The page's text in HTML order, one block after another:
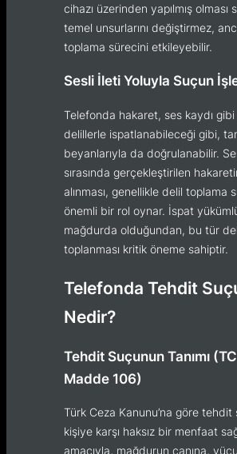
cihazı üzerinden yapılmış olması
temel unsurlarını değiştirmez,
toplama sürecini etkileyebilir.
Sesli İleti Yoluyla Suçun
Telefonda hakaret, ses kaydı
delillerle ispatlanabileceği gibi,
beyanlarıyla da doğrulanabilir.
sırasında gerçekleştirilen
alınması, genellikle delil toplama
önemli bir rol oynar. İspat
mağdurda olduğundan, bu tür
toplanması kritik öneme sahiptir.
Telefonda Tehdit
Nedir?
Tehdit Suçunun Tanımı
Madde 106)
Türk Ceza Kanunu’na göre
kişiye karşı haksız bir menfaat
amacıyla, mağdurun canına,